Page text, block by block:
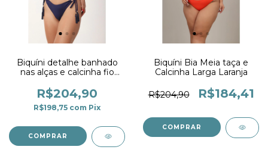
Biquíni detalhe banhado
nas alças e calcinha fio
R$204,90
R$198,75 com Pix
COMPRAR
Biquíni Bia Meia taça e
Calcinha Larga Laranja
R$204,90 R$184,41
COMPRAR